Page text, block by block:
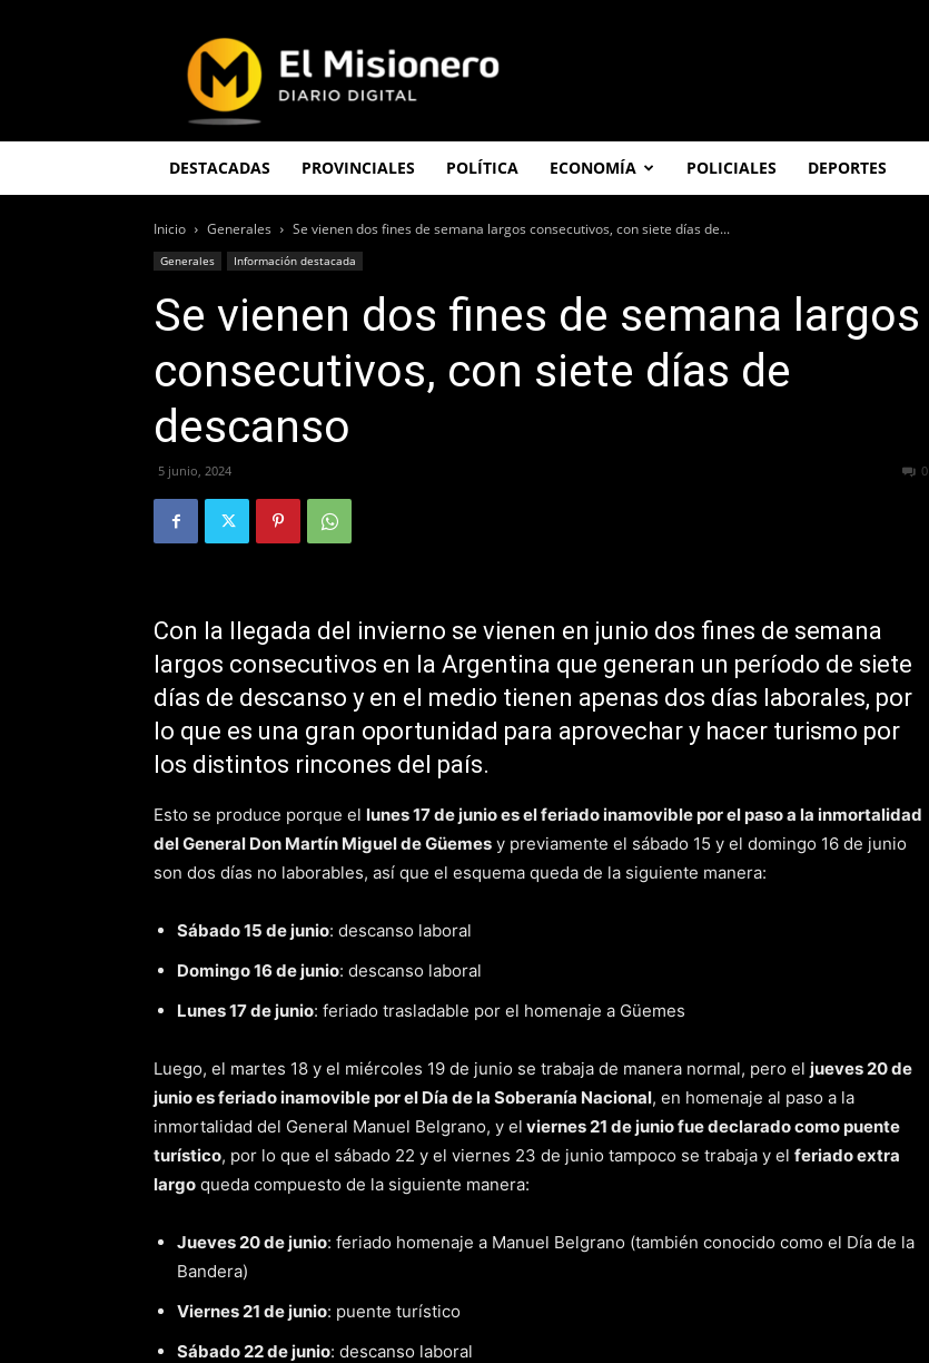
Misionero
DESTACADAS PROVINCIALES POLÍTICA ECONOMÍA POLICIALES DEPORTES
Inicio Generales Se vienen dos fines de semana largos consecutivos, con siete días de...
Generales Información destacada
Se vienen dos fines de semana largos
consecutivos, con siete días de
descanso
5 junio, 2024 0
Con la llegada del invierno se vienen en junio dos fines de semana
largos consecutivos en la Argentina que generan un período de siete
días de descanso y en el medio tienen apenas dos días laborales, por
lo que es una gran oportunidad para aprovechar y hacer turismo por
los distintos rincones del país.
Esto se produce porque el lunes 17 de junio es el feriado inamovible por el paso a la inmortalidad
del General Don Martín Miguel de Güemes y previamente el sábado 15 y el domingo 16 de junio
son dos días no laborables, así que el esquema queda de la siguiente manera:
Sábado 15 de junio: descanso laboral
Domingo 16 de junio: descanso laboral
Lunes 17 de junio: feriado trasladable por el homenaje a Güemes
Luego, el martes 18 y el miércoles 19 de junio se trabaja de manera normal, pero el jueves 20 de
junio es feriado inamovible por el Día de la Soberanía Nacional, en homenaje al paso a la
inmortalidad del General Manuel Belgrano, y el viernes 21 de junio fue declarado como puente
turístico, por lo que el sábado 22 y el viernes 23 de junio tampoco se trabaja y el feriado extra
largo queda compuesto de la siguiente manera:
Jueves 20 de junio: feriado homenaje a Manuel Belgrano (también conocido como el Día de la
Bandera)
Viernes 21 de junio: puente turístico
Sábado 22 de junio: descanso laboral